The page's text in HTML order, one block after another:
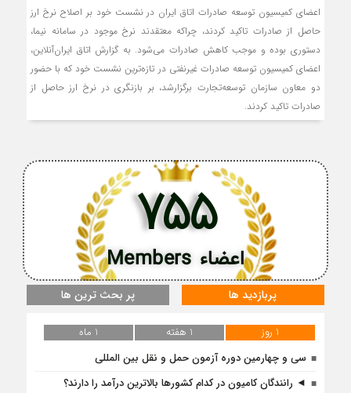
اعضای کمیسیون توسعه صادرات اتاق ایران در نشست خود بر اصلاح نرخ ارز
حاصل از صادرات تاکید کردند، چراکه معتقدند نرخ موجود در سامانه نیما،
دستوری ‌‌‌‌‌‌‌بوده و موجب کاهش صادرات می‌شود. به گزارش اتاق ایران‌آنلاین،
اعضای کمیسیون توسعه صادرات غیرنفتی در تازه‌‌‌‌‌‌‌ترین نشست خود که با حضور
دو معاون سازمان توسعه‌تجارت برگزارشد، بر بازنگری در نرخ ارز حاصل از
صادرات تاکید کردند.
اعضاء Members
755
پربازدید ها پر بحث ترین ها
1 روز 1 هفته
1 ماه
سی و چهارمین دوره آزمون حمل و نقل بین المللی
◄ رانندگان کامیون در کدام کشورها بالاترین درآمد را دارند؟